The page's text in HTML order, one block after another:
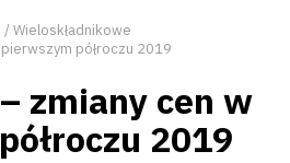
Wieloskładnikowe
półroczu 2019
zmiany cen w
2019